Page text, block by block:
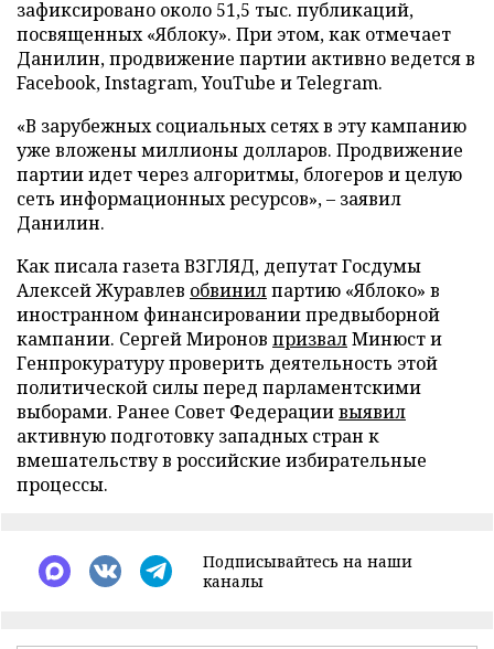
зафиксировано около 51,5 тыс. публикаций,
посвященных «Яблоку». При этом, как отмечает
Данилин, продвижение партии активно ведется в
Facebook, Instagram, YouTube и Telegram.
«В зарубежных социальных сетях в эту кампанию
уже вложены миллионы долларов. Продвижение
партии идет через алгоритмы, блогеров и целую
сеть информационных ресурсов», – заявил
Данилин.
Как писала газета ВЗГЛЯД, депутат Госдумы
Алексей Журавлев обвинилпартию «Яблоко» в
иностранном финансировании предвыборной
кампании. Сергей Миронов призвалМинюст и
Генпрокуратуру проверить деятельность этой
политической силы перед парламентскими
выборами. Ранее Совет Федерациивыявил
активную подготовку западных стран к
вмешательству в российские избирательные
процессы.
Подписывайтесь на наши
каналы